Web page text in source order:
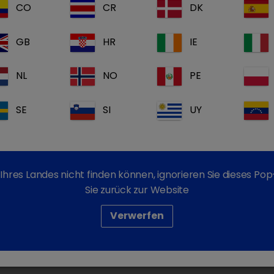
Aviconcept nach Dr.
Steinmetz
CO CR DK
GB HR IE
NL NO PE
SE SI UY
Landes nicht finden können, ignorieren Sie dieses
Sie zurück zur Website
Verwerfen